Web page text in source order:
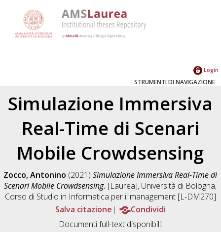
Login
STRUMENTI DI NAVIGAZIONE
Simulazione Immersiva
Real-Time di Scenari
Mobile Crowdsensing
Zocco, Antonino (2021)Simulazione Immersiva Real-Time di
Scenari Mobile Crowdsensing. [Laurea], Università di Bologna,
Corso di Studio in Informatica per il management [L-DM270]
Salva citazione
Condividi
Documenti full-text disponibili: